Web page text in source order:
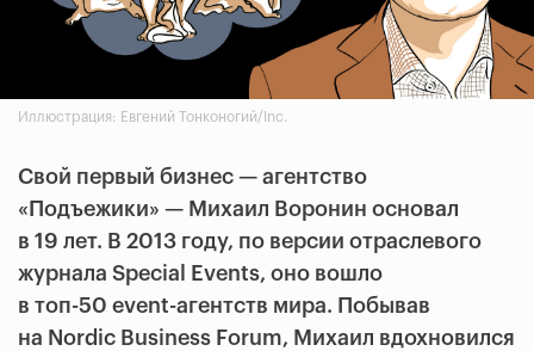
Иллюстрация: Евгений Тонконогий/Inc.
Свой первый бизнес — агентство
«Подъежики» — Михаил Воронин основал
в 19 лет. В 2013 году, по версии отраслевого
журнала Special Events, оно вошло
в топ-50 event-агентств мира. Побывав
на Nordic Business Forum, Михаил вдохновился